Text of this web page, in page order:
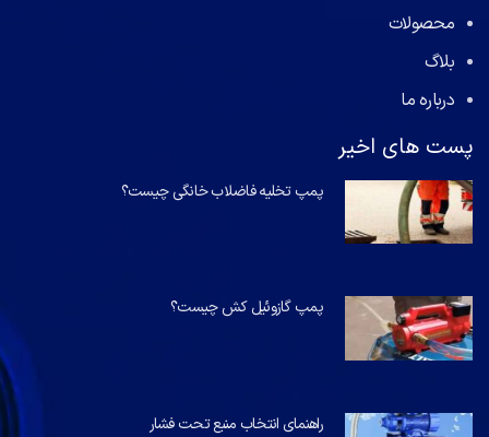
محصولات
بلاگ
درباره ما
پست های اخیر
پمپ تخلیه فاضلاب خانگی چیست؟
پمپ گازوئیل کش چیست؟
راهنمای انتخاب منبع تحت فشار